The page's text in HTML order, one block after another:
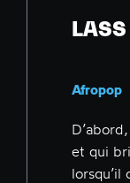
LASS
Afropop
et qui
lorsqu’il